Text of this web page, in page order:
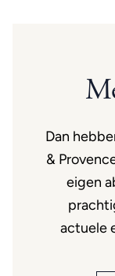
Dan
&
eigen
actuele